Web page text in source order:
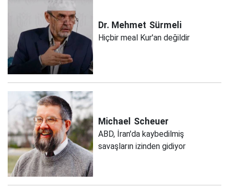
Dr. Mehmet Sürmeli
Hiçbir meal Kur'an değildir
Michael Scheuer
ABD, İran'da kaybedilmiş
savaşların izinden gidiyor